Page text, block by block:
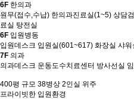
6F 한의과
원무(접수,수납) 한의과진료실(1~5) 상담
료실 탕전실
6F 입원병동
입원데스크 입원실(601~617) 화장실 샤워
7F 의과
의과데스크 운동도수치료센터 방사선실
400평 규모 38병상 2인실 위주
프라이빗한 입원환경